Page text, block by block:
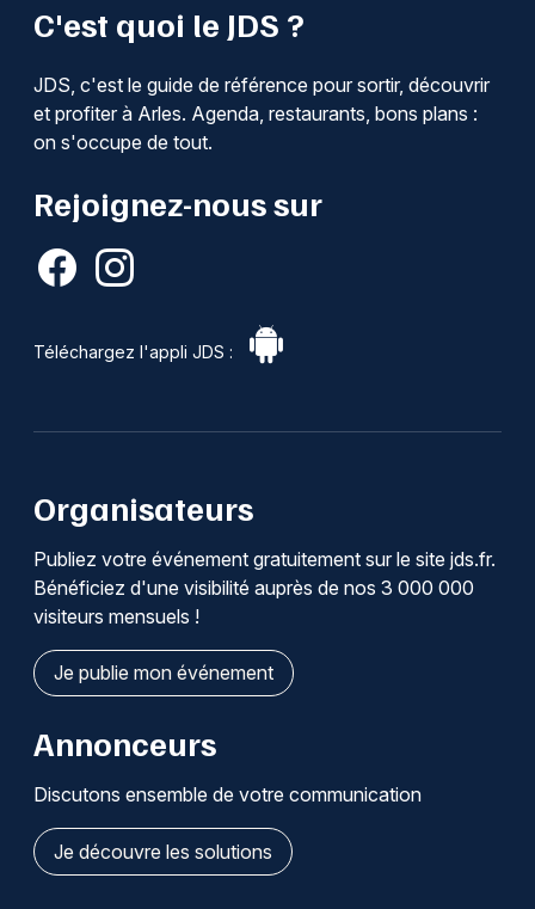
C'est quoi le JDS ?
JDS, c'est le guide de référence pour sortir, découvrir
et profiter à Arles. Agenda, restaurants, bons plans :
on s'occupe de tout.
Rejoignez-nous sur
Téléchargez l'appli JDS :
Organisateurs
Publiez votre événement gratuitement sur le site jds.fr.
Bénéficiez d'une visibilité auprès de nos 3 000 000
visiteurs mensuels !
Je publie mon événement
Annonceurs
Discutons ensemble de votre communication
Je découvre les solutions